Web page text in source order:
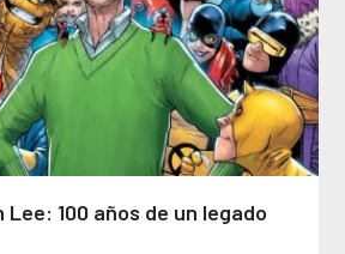
Lee: 100 años de un legado